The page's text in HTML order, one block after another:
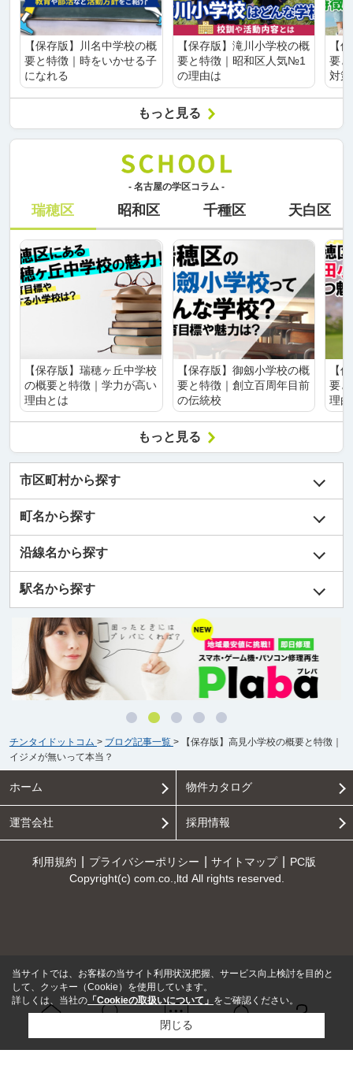
【保存版】川名中学校の概
要と特徴｜時をいかせる子
になれる
【保存版】滝川小学校の概
要と特徴｜昭和区人気№1
の理由は
【
要
対
もっと見る
- 名古屋の学区コラム -
瑞穂区 昭和区 千種区 天白区
【保存版】瑞穂ヶ丘中学校
の概要と特徴｜学力が高い
理由とは
【保存版】御劔小学校の概
要と特徴｜創立百周年目前
の伝統校
【
要
理
もっと見る
問い合せ
市区町村から探す
町名から探す
沿線名から探す
駅名から探す
チンタイドットコム > ブログ記事一覧 >
【保存版】高見小学校の概要と特徴｜
イジメが無いって本当？
ホーム 物件カタログ
運営会社 採用情報
利用規約 プライバシーポリシー サイトマップ
PC版
Copyright(c) com.co.,ltd All rights reserved.
当サイトでは、お客様の当サイト利用状況把握、サービス向上検討を目的と
して、クッキー（Cookie）を使用しています。
詳しくは、当社の 「Cookieの取扱いについて」 をご確認ください。
閉じる